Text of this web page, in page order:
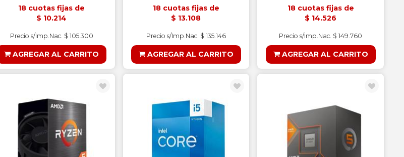
18 cuotas fijas de
$ 10.214
Precio s/Imp.Nac. $ 105.300
AGREGAR AL CARRITO
18 cuotas fijas de
$ 13.108
Precio s/Imp.Nac. $ 135.146
AGREGAR AL CARRITO
18 cuotas fijas de
$ 14.526
Precio s/Imp.Nac. $ 149.760
AGREGAR AL CARRITO